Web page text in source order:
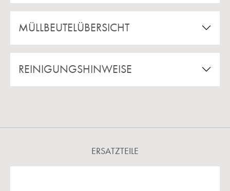
MÜLLBEUTELÜBERSICHT
REINIGUNGSHINWEISE
ERSATZTEILE